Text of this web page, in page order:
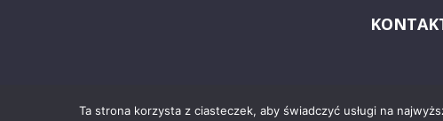
Ta strona korzysta z ciasteczek, aby świadczyć usługi na